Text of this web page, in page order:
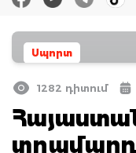
Սպորտ
1282 դիտում